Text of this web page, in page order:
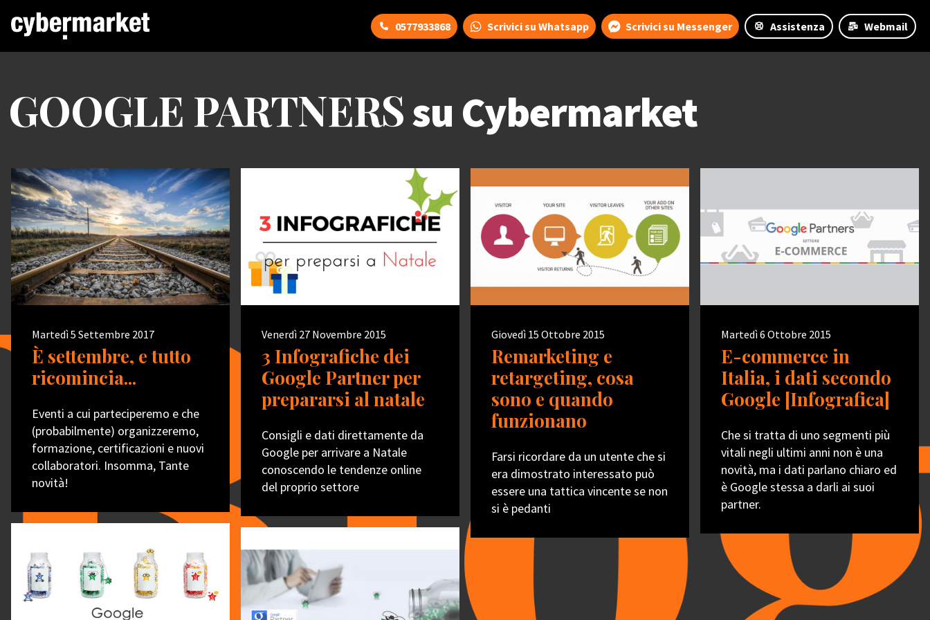
0577933868 Scrivici su Whatsapp Scrivici su Messenger Assistenza Webmail
GOOGLE PARTNERSsu Cybermarket
Martedì 5 Settembre 2017
È settembre, e tutto
ricomincia...
Eventi a cui parteciperemo e che
(probabilmente) organizzeremo,
formazione, certificazioni e nuovi
collaboratori. Insomma, Tante
novità!
Venerdì 27 Novembre 2015
3 Infografiche dei
Google Partner per
prepararsi al natale
Consigli e dati direttamente da
Google per arrivare a Natale
conoscendo le tendenze online
del proprio settore
Giovedì 15 Ottobre 2015
Remarketing e
retargeting, cosa
sono e quando
funzionano
Farsi ricordare da un utente che si
era dimostrato interessato può
essere una tattica vincente se non
si è pedanti
Martedì 6 Ottobre 2015
E-commerce in
Italia, i dati secondo
Google [Infografica]
Che si tratta di uno segmenti più
vitali negli ultimi anni non è una
novità, ma i dati parlano chiaro ed
è Google stessa a darli ai suoi
partner.